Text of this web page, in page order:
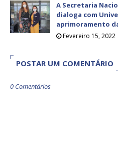
A Secretaria
dialoga com
aprimoramento
Fevereiro 15, 2022
POSTAR UM COMENTÁRIO
0 Comentários